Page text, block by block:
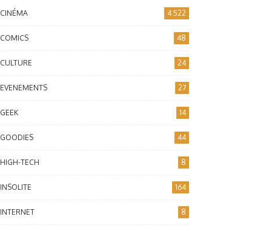
CINÉMA 4 522
COMICS 48
CULTURE 24
EVENEMENTS 27
GEEK 14
GOODIES 44
HIGH-TECH 8
INSOLITE 164
INTERNET 8